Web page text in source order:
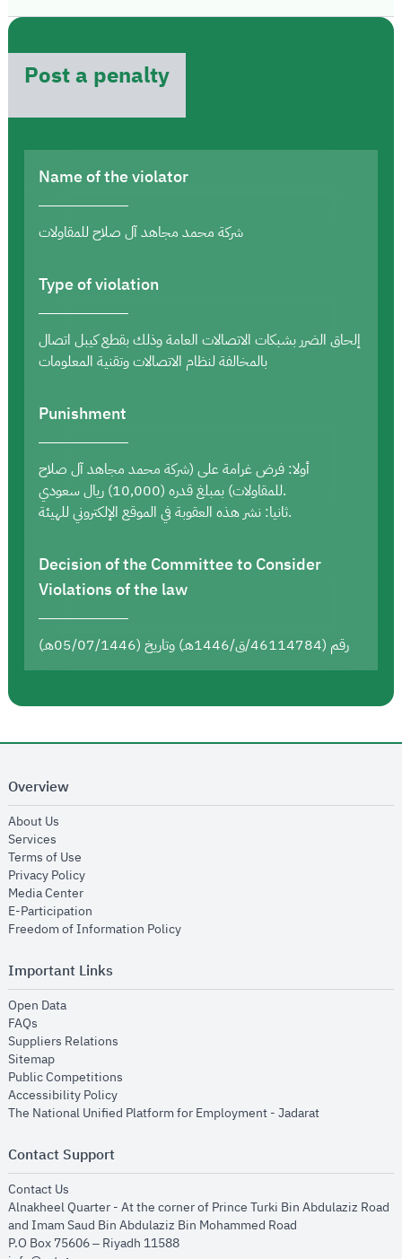
Post a penalty
Name of the violator
شركة محمد مجاهد آل صلاح للمقاولات
Type of violation
إلحاق الضرر بشبكات الاتصالات العامة وذلك بقطع كيبل اتصال
بالمخالفة لنظام الاتصالات وتقنية المعلومات
Punishment
أولا: فرض غرامة على (شركة محمد مجاهد آل صلاح
للمقاولات) بمبلغ قدره (10,000) ريال سعودي.
ثانيا: نشر هذه العقوبة في الموقع الإلكتروني للهيئة.
Decision of the Committee to Consider
Violations of the law
رقم (46114784/ق/1446هـ) وتاريخ (05/07/1446هـ)
Overview
About Us
Services
Terms of Use
Privacy Policyopens in new window
Media Centeropens in new window
E-Participation
Freedom of Information Policyopens in new window
Important Links
Open Dataopens in new window
FAQs
Suppliers Relations
Sitemapopens in new window
Public Competitions
Accessibility Policyopens in new window
The National Unified Platform for Employment - Jadaratopens in new
Contact Support
Contact Us
Alnakheel Quarter - At the corner of Prince Turki Bin Abdulaziz Road
and Imam Saud Bin Abdulaziz Bin Mohammed Road​
P.O Box 75606 – Riyadh 11588